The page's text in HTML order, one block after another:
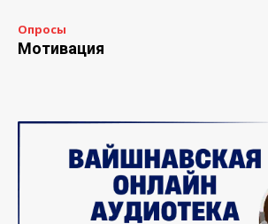
Опросы
Мотивация